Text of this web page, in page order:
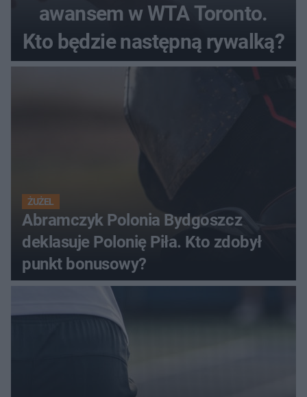
awansem w WTA Toronto.
Kto będzie następną rywalką?
ŻUŻEL
Abramczyk Polonia Bydgoszcz
deklasuje Polonię Piła. Kto zdobył
punkt bonusowy?